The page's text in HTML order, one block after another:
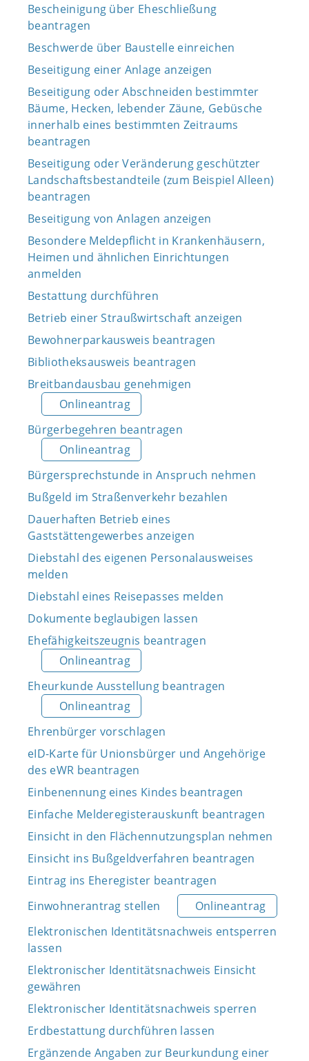
Bescheinigung über Eheschließung
beantragen
Beschwerde über Baustelle einreichen
Beseitigung einer Anlage anzeigen
Beseitigung oder Abschneiden bestimmter
Bäume, Hecken, lebender Zäune, Gebüsche
innerhalb eines bestimmten Zeitraums
beantragen
Beseitigung oder Veränderung geschützter
Landschaftsbestandteile (zum Beispiel Alleen)
beantragen
Beseitigung von Anlagen anzeigen
Besondere Meldepflicht in Krankenhäusern,
Heimen und ähnlichen Einrichtungen
anmelden
Bestattung durchführen
Betrieb einer Straußwirtschaft anzeigen
Bewohnerparkausweis beantragen
Bibliotheksausweis beantragen
Breitbandausbau genehmigen
Onlineantrag
Bürgerbegehren beantragen
Onlineantrag
Bürgersprechstunde in Anspruch nehmen
Bußgeld im Straßenverkehr bezahlen
Dauerhaften Betrieb eines
Gaststättengewerbes anzeigen
Diebstahl des eigenen Personalausweises
melden
Diebstahl eines Reisepasses melden
Dokumente beglaubigen lassen
Ehefähigkeitszeugnis beantragen
Onlineantrag
Eheurkunde Ausstellung beantragen
Onlineantrag
Ehrenbürger vorschlagen
eID-Karte für Unionsbürger und Angehörige
des eWR beantragen
Einbenennung eines Kindes beantragen
Einfache Melderegisterauskunft beantragen
Einsicht in den Flächennutzungsplan nehmen
Einsicht ins Bußgeldverfahren beantragen
Eintrag ins Eheregister beantragen
Einwohnerantrag stellen
Onlineantrag
Elektronischen Identitätsnachweis entsperren
lassen
Elektronischer Identitätsnachweis Einsicht
gewähren
Elektronischer Identitätsnachweis sperren
Erdbestattung durchführen lassen
Ergänzende Angaben zur Beurkundung einer